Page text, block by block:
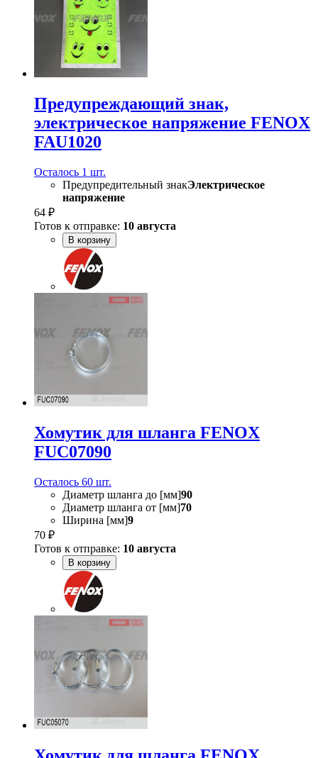
Предупреждающий знак,
электрическое напряжение FENOX
FAU1020
Осталось 1 шт.
Предупредительный знакЭлектрическое
напряжение
64 ₽
Готов к отправке: 10 августа
В корзину
Хомутик для шланга FENOX
FUC07090
Осталось 60 шт.
Диаметр шланга до [мм]90
Диаметр шланга от [мм]70
Ширина [мм]9
70 ₽
Готов к отправке: 10 августа
В корзину